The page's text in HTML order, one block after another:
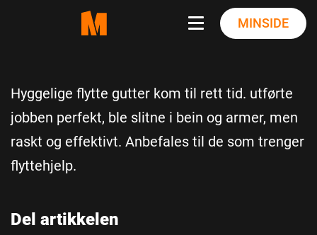
MINSIDE
Hyggelige flytte gutter kom til rett tid. utførte
jobben perfekt, ble slitne i bein og armer, men
raskt og effektivt. Anbefales til de som trenger
flyttehjelp.
Del artikkelen